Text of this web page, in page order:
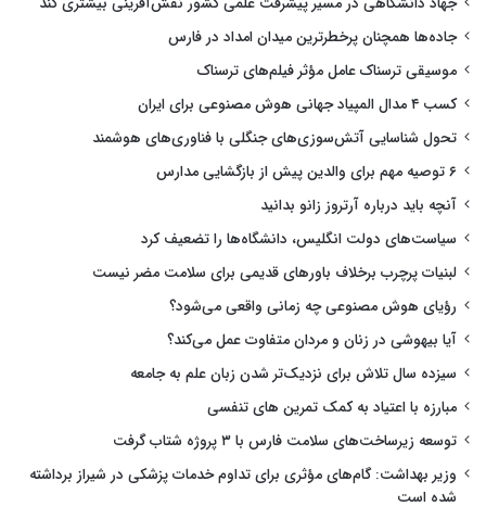
جاده‌ها همچنان پرخطرترین میدان امداد در فارس
موسیقی ترسناک عامل مؤثر فیلم‌های ترسناک
کسب ۴ مدال المپیاد جهانی هوش مصنوعی برای ایران
تحول شناسایی آتش‌سوزی‌های جنگلی با فناوری‌های هوشمند
۶ توصیه مهم برای والدین پیش از بازگشایی مدارس
آنچه باید درباره آرتروز زانو بدانید
سیاست‌های دولت انگلیس، دانشگاه‌ها را تضعیف کرد
لبنیات پرچرب برخلاف باورهای قدیمی برای سلامت مضر نیست
رؤیای هوش مصنوعی چه زمانی واقعی می‌شود؟
آیا بیهوشی در زنان و مردان متفاوت عمل می‌کند؟
سیزده سال تلاش برای نزدیک‌تر شدن زبان علم به جامعه
مبارزه با اعتیاد به کمک تمرین های تنفسی
توسعه زیرساخت‌های سلامت فارس با ۳ پروژه شتاب گرفت
وزیر بهداشت: گام‌های مؤثری برای تداوم خدمات پزشکی در شیراز برداشته
شده است